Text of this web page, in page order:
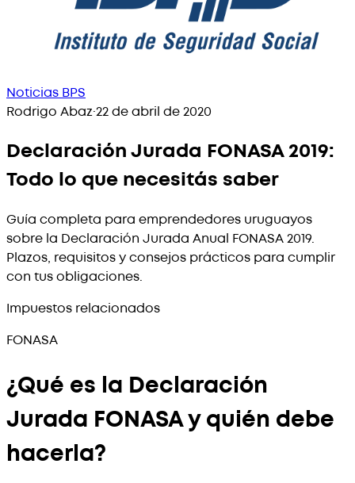
Noticias BPS
Rodrigo Abaz·22 de abril de 2020
Declaración Jurada FONASA 2019:
Todo lo que necesitás saber
Guía completa para emprendedores uruguayos
sobre la Declaración Jurada Anual FONASA 2019.
Plazos, requisitos y consejos prácticos para cumplir
con tus obligaciones.
Impuestos relacionados
FONASA
¿Qué es la Declaración
Jurada FONASA y quién debe
hacerla?